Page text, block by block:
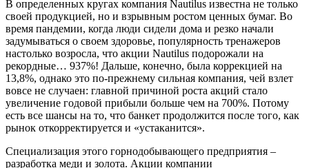
В определенных кругах компания Nautilus известна не только
своей продукцией, но и взрывным ростом ценных бумаг. Во
время пандемии, когда люди сидели дома и резко начали
задумываться о своем здоровье, популярность тренажеров
настолько возросла, что акции Nautilus подорожали на
рекордные… 937%! Дальше, конечно, была коррекцией на
13,8%, однако это по-прежнему сильная компания, чей взлет
вовсе не случаен: главной причиной роста акций стало
увеличение годовой прибыли больше чем на 700%. Потому
есть все шансы на то, что банкет продолжится после того, как
рынок откорректируется и «устаканится».
Специализация этого горнодобывающего предприятия –
разработка меди и золота. Акции компании